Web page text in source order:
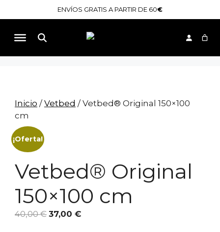
al
ENVÍOS GRATIS A PARTIR DE 60€
Buscar
Inicio /Vetbed / Vetbed® Original 150×100
cm
¡Oferta!
Vetbed® Original
150×100 cm
40,00€ El
37,00 €